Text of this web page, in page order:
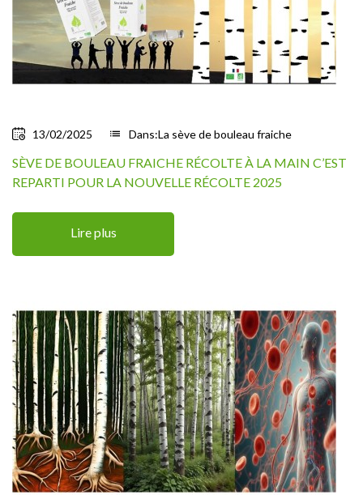
13/02/2025 list Dans:La sève de bouleau fraiche
SÈVE DE BOULEAU FRAICHE RÉCOLTE À LA MAIN C’EST
REPARTI POUR LA NOUVELLE RÉCOLTE 2025
Lire plus